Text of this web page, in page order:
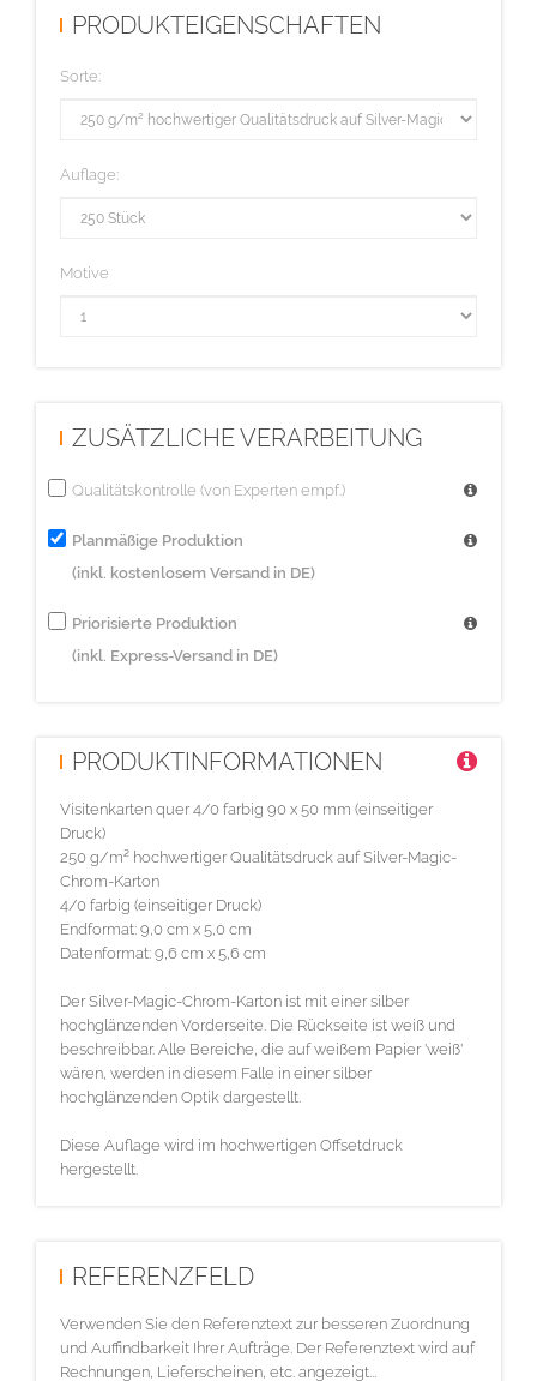
PRODUKTEIGENSCHAFTEN
Sorte:
Auflage:
Motive
ZUSÄTZLICHE VERARBEITUNG
Qualitätskontrolle (von Experten empf.)
Planmäßige Produktion
(inkl. kostenlosem Versand in DE)
Priorisierte Produktion
(inkl. Express-Versand in DE)
PRODUKTINFORMATIONEN
Visitenkarten quer 4/0 farbig 90 x 50 mm (einseitiger
Druck)
250 g/m² hochwertiger Qualitätsdruck auf Silver-Magic-
Chrom-Karton
4/0 farbig (einseitiger Druck)
Endformat: 9,0 cm x 5,0 cm
Datenformat: 9,6 cm x 5,6 cm
Der Silver-Magic-Chrom-Karton ist mit einer silber
hochglänzenden Vorderseite. Die Rückseite ist weiß und
beschreibbar. Alle Bereiche, die auf weißem Papier 'weiß'
wären, werden in diesem Falle in einer silber
hochglänzenden Optik dargestellt.
Diese Auflage wird im hochwertigen Offsetdruck
hergestellt.
REFERENZFELD
Verwenden Sie den Referenztext zur besseren Zuordnung
und Auffindbarkeit Ihrer Aufträge. Der Referenztext wird auf
Rechnungen, Lieferscheinen, etc. angezeigt...